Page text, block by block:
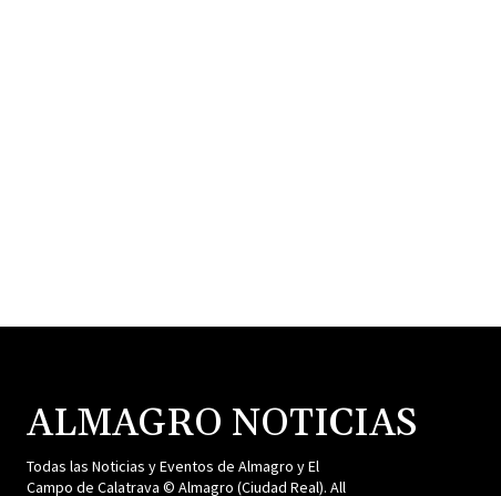
ALMAGRO NOTICIAS
Todas las Noticias y Eventos de Almagro y El
Campo de Calatrava © Almagro (Ciudad Real). All